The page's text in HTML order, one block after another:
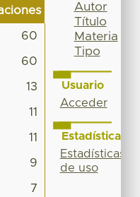
60
60
13
11
11
9
7
Autor
Título
Materia
Tipo
Usuario
Acceder
Estadísticas
Estadísticas
de uso